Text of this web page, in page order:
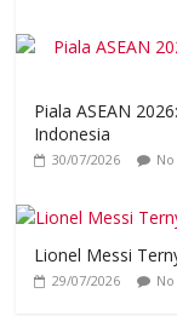
Piala ASEAN
Indonesia
30/07/2026
Lionel Messi
29/07/2026